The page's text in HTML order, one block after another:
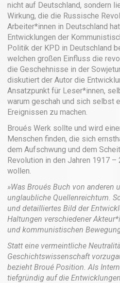
nicht auf Deutschland, sondern
Wirkung, die die Russische
Arbeiter*innen in Deutschland
Entwicklungen der
Politik der KPD in Deutschland
welchen großen Einfluss die
die Geschehnisse in der
diskutiert der Autor die
Ansatzpunkt für Leser*innen,
warum geschah und sich selbst
Ereignissen zu machen.
Broués Werk sollte und wird
Menschen finden, die sich
dem Aufschwung und dem
Revolution in den Jahren 1917
wollen.
»Was Broués Buch von anderen
unglaubliche Quellenreichtum.
und detailliertes Bild der
Haltungen verschiedener
und kommunistischen
Statt eine vermeintliche
Geschichtswissenschaft
bezieht Broué Position. Als
tiefgründig auf die